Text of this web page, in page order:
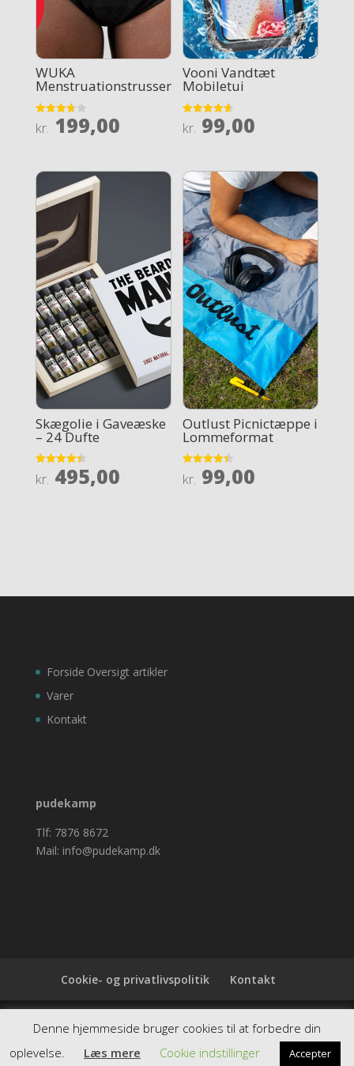
WUKA
Menstruationstrusser
Rated
3.7
kr. 199,00
Vooni Vandtæt
Mobiletui
Rated
4.6
kr. 99,00
Skægolie i Gaveæske
– 24 Dufte
Rated
4.4
kr. 495,00
Outlust Picnictæppe i
Lommeformat
Rated
4.4
kr. 99,00
Forside
Varer
Kontakt
Oversigt artikler
pudekamp
Tlf: 7876 8672
Mail: info@pudekamp.dk
Cookie- og privatlivspolitik Kontakt
Denne hjemmeside samler et bredt udvalg af
spændende varer. Siden er et affiiliatesite, og nogle
links kan være affiliatelinks.
Denne hjemmeside bruger cookies til at forbedre din
oplevelse.
Læs mere Cookie indstillinger Accepter